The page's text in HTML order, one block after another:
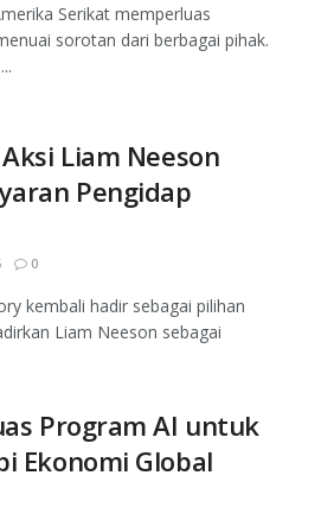
Serikat memperluas
sorotan dari berbagai pihak.
Liam Neeson
Pengidap
0
kembali hadir sebagai pilihan
Liam Neeson sebagai
Program AI untuk
Ekonomi Global